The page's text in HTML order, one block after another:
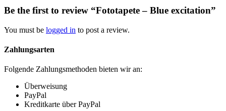
Be the first to review “Fototapete – Blue excitation”
You must be logged in to post a review.
Zahlungsarten
Folgende Zahlungsmethoden bieten wir an:
Überweisung
PayPal
Kreditkarte über PayPal